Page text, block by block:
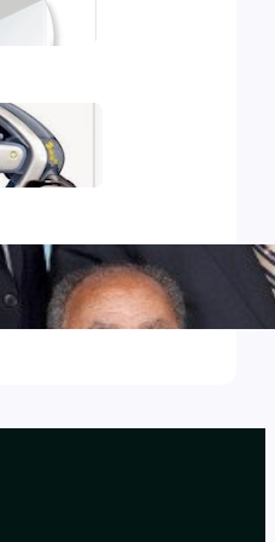
iBook
des Témoins
excommunié !